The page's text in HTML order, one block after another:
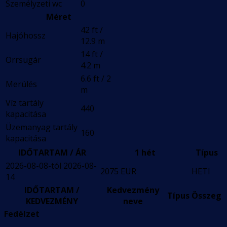
Személyzeti wc
0
Méret
Hajóhossz
42 ft /
12.9 m
Orrsugár
14 ft /
4.2 m
Merülés
6.6 ft / 2
m
Víz tartály
kapacitása
440
Üzemanyag tartály
kapacitása
160
IDŐTARTAM / ÁR
1 hét
Típus
2026-08-08-tól 2026-08-
14
2075 EUR
HETI
IDŐTARTAM /
KEDVEZMÉNY
Kedvezmény
neve
Típus Összeg
Fedélzet